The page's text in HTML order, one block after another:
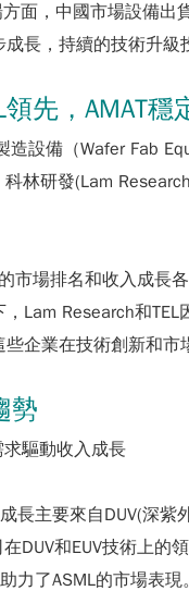
面，中國市場設備
長，持續的技術升級
先，AMAT穩
設備（Wafer Fab
林研發(Lam
場排名和收入成長
Lam Research和
企業在技術創新和
勢
驅動收入成長
長主要來自DUV(深紫
DUV和EUV技術上
了ASML的市場表現。